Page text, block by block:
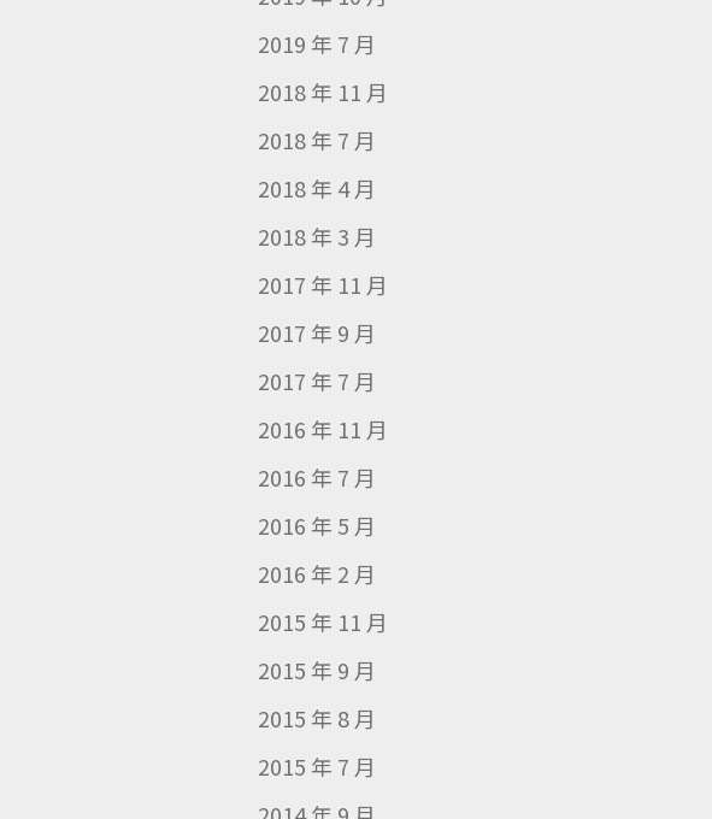
2019 年 7 月
2018 年 11 月
2018 年 7 月
2018 年 4 月
2018 年 3 月
2017 年 11 月
2017 年 9 月
2017 年 7 月
2016 年 11 月
2016 年 7 月
2016 年 5 月
2016 年 2 月
2015 年 11 月
2015 年 9 月
2015 年 8 月
2015 年 7 月